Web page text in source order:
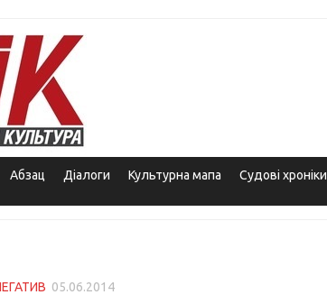
Абзац Діалоги Культурна мапа Судові хроніки
05.06.2014